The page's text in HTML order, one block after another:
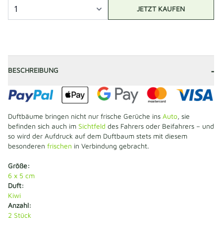
JETZT KAUFEN
BESCHREIBUNG -
Duftbäume bringen nicht nur frische Gerüche ins Auto, sie
befinden sich auch im Sichtfeld des Fahrers oder Beifahrers – und
so wird der Aufdruck auf dem Duftbaum stets mit diesem
besonderen frischen in Verbindung gebracht.
Größe:
6 x 5 cm
Duft:
Kiwi
Anzahl:
2 Stück